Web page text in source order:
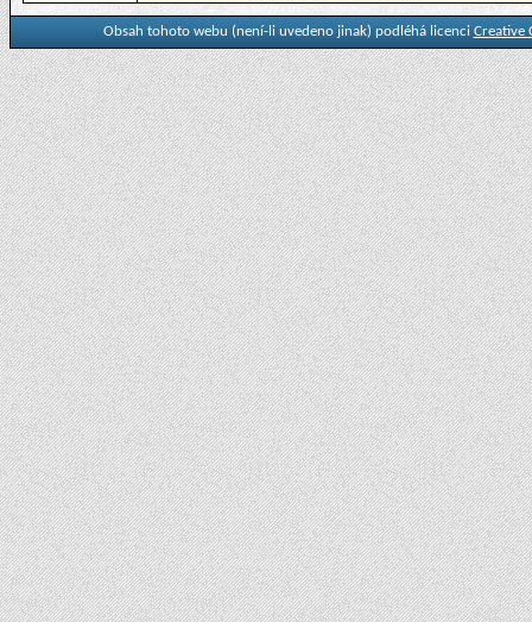
Obsah tohoto webu (není-li uvedeno jinak) podléhá licenci Creative